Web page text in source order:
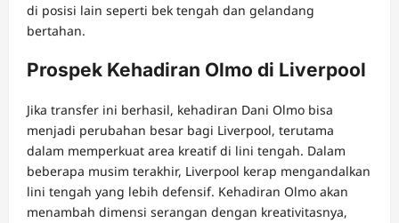
di posisi lain seperti bek tengah dan gelandang
bertahan.
Prospek Kehadiran Olmo di Liverpool
Jika transfer ini berhasil, kehadiran Dani Olmo bisa
menjadi perubahan besar bagi Liverpool, terutama
dalam memperkuat area kreatif di lini tengah. Dalam
beberapa musim terakhir, Liverpool kerap mengandalkan
lini tengah yang lebih defensif. Kehadiran Olmo akan
menambah dimensi serangan dengan kreativitasnya,